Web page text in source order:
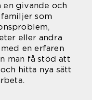
en givande och
som
eller andra
en erfaren
man få stöd att
hitta nya sätt